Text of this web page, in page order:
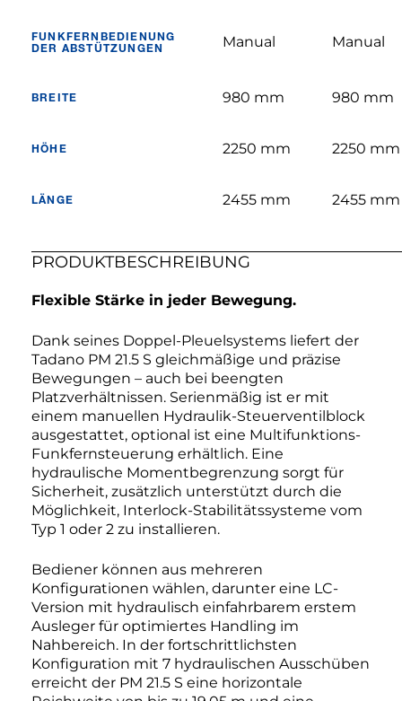
FUNKFERNBEDIENUNG
DER ABSTÜTZUNGEN
Manual Manual
BREITE 980 mm 980 mm
HÖHE 2250 mm 2250 mm
LÄNGE 2455 mm 2455 mm
PRODUKTBESCHREIBUNG
Flexible Stärke in jeder Bewegung.
Dank seines Doppel-Pleuelsystems liefert der
Tadano PM 21.5 S gleichmäßige und präzise
Bewegungen – auch bei beengten
Platzverhältnissen. Serienmäßig ist er mit
einem manuellen Hydraulik-Steuerventilblock
ausgestattet, optional ist eine Multifunktions-
Funkfernsteuerung erhältlich. Eine
hydraulische Momentbegrenzung sorgt für
Sicherheit, zusätzlich unterstützt durch die
Möglichkeit, Interlock-Stabilitätssysteme vom
Typ 1 oder 2 zu installieren.
Bediener können aus mehreren
Konfigurationen wählen, darunter eine LC-
Version mit hydraulisch einfahrbarem erstem
Ausleger für optimiertes Handling im
Nahbereich. In der fortschrittlichsten
Konfiguration mit 7 hydraulischen Ausschüben
erreicht der PM 21.5 S eine horizontale